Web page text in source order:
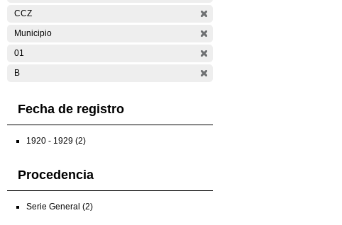
CCZ
Municipio
01
B
Fecha de registro
1920 - 1929 (2)
Procedencia
Serie General (2)